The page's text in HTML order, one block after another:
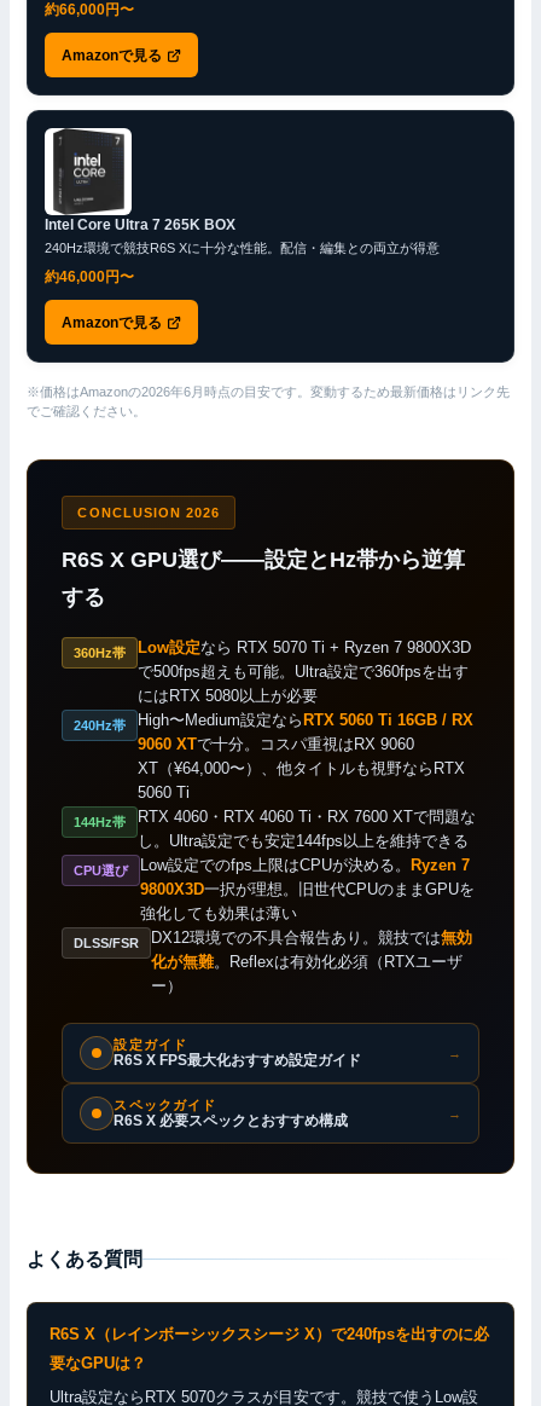
約66,000円〜
Amazonで見る
Intel Core Ultra 7 265K BOX
240Hz環境で競技R6S Xに十分な性能。配信・編集との両立が得意
約46,000円〜
Amazonで見る
※価格はAmazonの2026年6月時点の目安です。変動するため最新価格はリンク先
でご確認ください。
CONCLUSION 2026
R6S X GPU選び——設定とHz帯から逆算
する
360Hz帯 Low設定なら RTX 5070 Ti + Ryzen 7 9800X3D
で500fps超えも可能。Ultra設定で360fpsを出す
にはRTX 5080以上が必要
240Hz帯 High〜Medium設定なら RTX 5060 Ti 16GB / RX
9060 XTで十分。コスパ重視はRX 9060
XT（¥64,000〜）、他タイトルも視野ならRTX
5060 Ti
144Hz帯
RTX 4060・RTX 4060 Ti・RX 7600 XTで問題な
し。Ultra設定でも安定144fps以上を維持できる
CPU選び Low設定でのfps上限はCPUが決める。
Ryzen 7
9800X3D一択が理想。旧世代CPUのままGPUを
強化しても効果は薄い
DLSS/FSR DX12環境での不具合報告あり。競技では無効
化が無難。Reflexは有効化必須（RTXユーザ
ー）
設定ガイド
R6S X FPS最大化おすすめ設定ガイド →
スペックガイド
R6S X 必要スペックとおすすめ構成 →
よくある質問
R6S X（レインボーシックスシージ X）で240fpsを出すのに必
要なGPUは？
Ultra設定ならRTX 5070クラスが目安です。競技で使うLow設